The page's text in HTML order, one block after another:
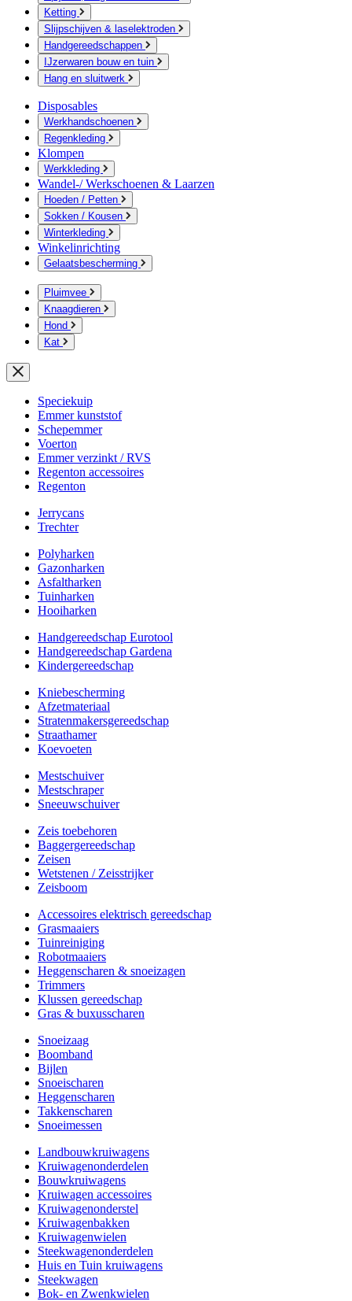
Ketting
Slijpschijven & laselektroden
Handgereedschappen
IJzerwaren bouw en tuin
Hang en sluitwerk
Disposables
Werkhandschoenen
Regenkleding
Klompen
Werkkleding
Wandel-/ Werkschoenen & Laarzen
Hoeden / Petten
Sokken / Kousen
Winterkleding
Winkelinrichting
Gelaatsbescherming
Pluimvee
Knaagdieren
Hond
Kat
Speciekuip
Emmer kunststof
Schepemmer
Voerton
Emmer verzinkt / RVS
Regenton accessoires
Regenton
Jerrycans
Trechter
Polyharken
Gazonharken
Asfaltharken
Tuinharken
Hooiharken
Handgereedschap Eurotool
Handgereedschap Gardena
Kindergereedschap
Kniebescherming
Afzetmateriaal
Stratenmakersgereedschap
Straathamer
Koevoeten
Mestschuiver
Mestschraper
Sneeuwschuiver
Zeis toebehoren
Baggergereedschap
Zeisen
Wetstenen / Zeisstrijker
Zeisboom
Accessoires elektrisch gereedschap
Grasmaaiers
Tuinreiniging
Robotmaaiers
Heggenscharen & snoeizagen
Trimmers
Klussen gereedschap
Gras & buxusscharen
Snoeizaag
Boomband
Bijlen
Snoeischaren
Heggenscharen
Takkenscharen
Snoeimessen
Landbouwkruiwagens
Kruiwagenonderdelen
Bouwkruiwagens
Kruiwagen accessoires
Kruiwagenonderstel
Kruiwagenbakken
Kruiwagenwielen
Steekwagenonderdelen
Huis en Tuin kruiwagens
Steekwagen
Bok- en Zwenkwielen